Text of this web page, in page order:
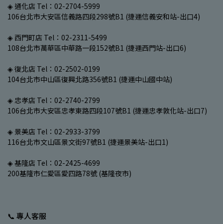
◈ 通化店 Tel：02-2704-5999
106台北市大安區信義路四段298號B1 (捷運信義安和站-出口4)
◈ 西門町店 Tel：02-2311-5499
108台北市萬華區中華路一段152號B1 (捷運西門站-出口6)
◈ 復北店 Tel：02-2502-0199
104台北市中山區復興北路356號B1 (捷運中山國中站)
◈ 忠孝店 Tel：02-2740-2799
106台北市大安區忠孝東路四段107號B1 (捷運忠孝敦化站-出口7)
◈ 景美店 Tel：02-2933-3799
116台北市文山區景文街97號B1 (捷運景美站-出口1)
◈ 基隆店 Tel：02-2425-4699
200基隆市仁愛區愛四路78號 (基隆夜市)
📞 專人客服